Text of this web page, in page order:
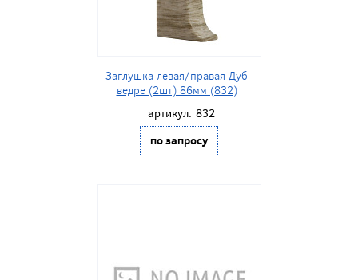
Заглушка левая/правая Дуб
ведре (2шт) 86мм (832)
артикул: 832
по запросу